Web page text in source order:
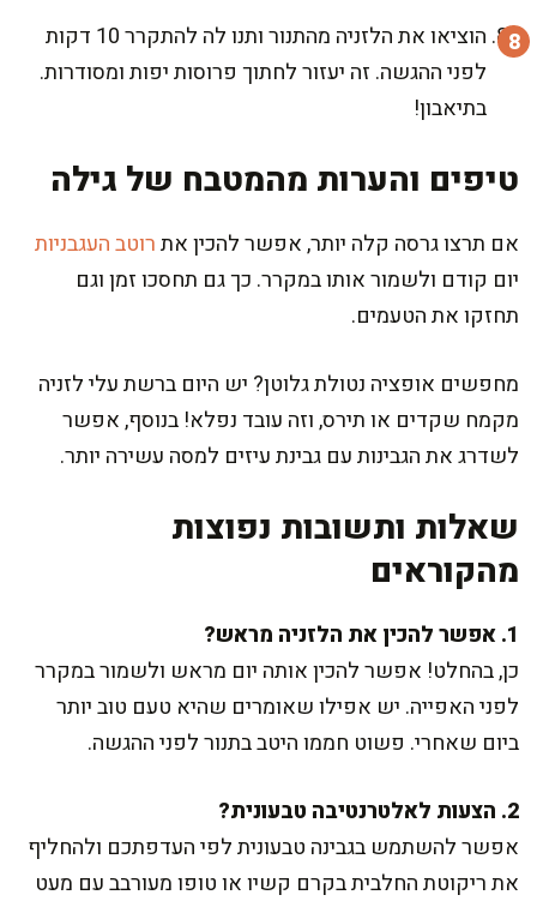
הוציאו את הלזניה מהתנור ותנו לה להתקרר 10 דקות
לפני ההגשה. זה יעזור לחתוך פרוסות יפות ומסודרות.
בתיאבון!
טיפים והערות מהמטבח של גילה
אם תרצו גרסה קלה יותר, אפשר להכין אתרוטב העגבניות
יום קודם ולשמור אותו במקרר. כך גם תחסכו זמן וגם
תחזקו את הטעמים.
מחפשים אופציה נטולת גלוטן? יש היום ברשת עלי לזניה
מקמח שקדים או תירס, וזה עובד נפלא! בנוסף, אפשר
לשדרג את הגבינות עם גבינת עיזים למסה עשירה יותר.
שאלות ותשובות נפוצות
מהקוראים
1. אפשר להכין את הלזניה מראש?
כן, בהחלט! אפשר להכין אותה יום מראש ולשמור במקרר
לפני האפייה. יש אפילו שאומרים שהיא טעם טוב יותר
ביום שאחרי. פשוט חממו היטב בתנור לפני ההגשה.
2. הצעות לאלטרנטיבה טבעונית?
אפשר להשתמש בגבינה טבעונית לפי העדפתכם ולהחליף
את ריקוטת החלבית בקרם קשיו או טופו מעורבב עם מעט